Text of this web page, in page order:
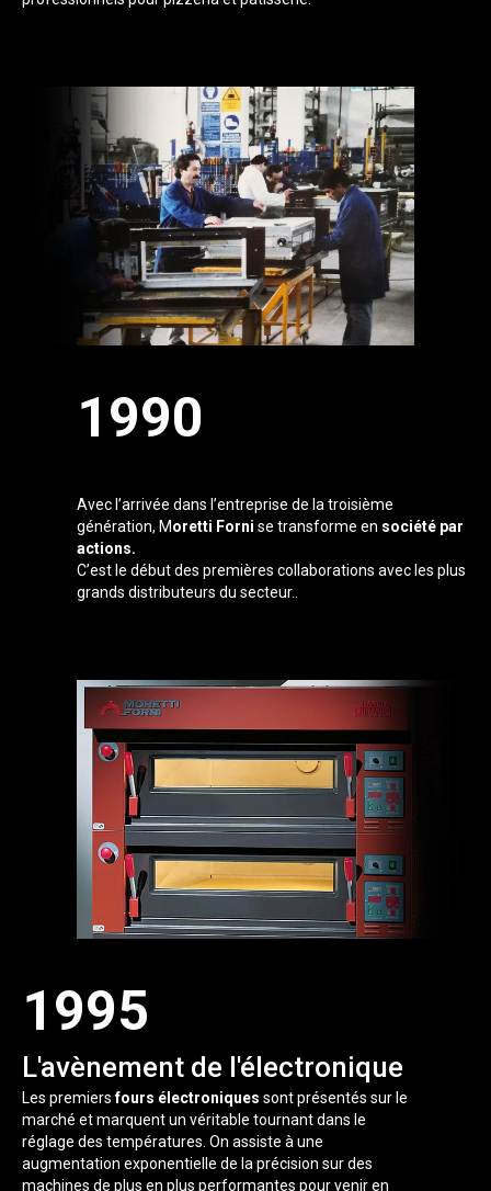
1990
Avec l’arrivée dans l’entreprise de la troisième
génération, Moretti Forni se transforme en société par
actions.
C’est le début des premières collaborations avec les plus
grands distributeurs du secteur..
1995
L'avènement de l'électronique
Les premiersfours électroniques sont présentés sur le
marché et marquent un véritable tournant dans le
réglage des températures. On assiste à une
augmentation exponentielle de la précision sur des
machines de plus en plus performantes pour venir en